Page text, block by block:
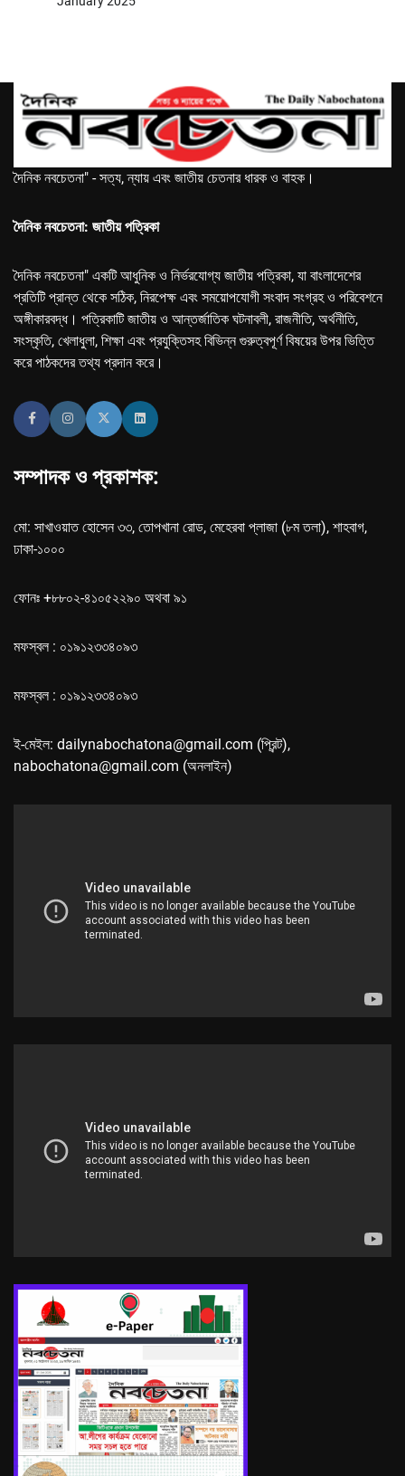
দৈনিক নবচেতনা" - সত্য, ন্যায় এবং জাতীয় চেতনার ধারক ও বাহক।
দৈনিক নবচেতনা: জাতীয় পত্রিকা
দৈনিক নবচেতনা" একটি আধুনিক ও নির্ভরযোগ্য জাতীয় পত্রিকা, যা বাংলাদেশের
প্রতিটি প্রান্ত থেকে সঠিক, নিরপেক্ষ এবং সময়োপযোগী সংবাদ সংগ্রহ ও পরিবেশনে
অঙ্গীকারবদ্ধ। পত্রিকাটি জাতীয় ও আন্তর্জাতিক ঘটনাবলী, রাজনীতি, অর্থনীতি,
সংস্কৃতি, খেলাধুলা, শিক্ষা এবং প্রযুক্তিসহ বিভিন্ন গুরুত্বপূর্ণ বিষয়ের উপর ভিত্তি
করে পাঠকদের তথ্য প্রদান করে।
সম্পাদক ও প্রকাশক:
মো: সাখাওয়াত হোসেন ৩৩, তোপখানা রোড, মেহেরবা প্লাজা (৮ম তলা), শাহবাগ,
ঢাকা-১০০০
ফোনঃ +৮৮০২-৪১০৫২২৯০ অথবা ৯১
মফস্বল : ০১৯১২৩৩৪০৯৩
মফস্বল : ০১৯১২৩৩৪০৯৩
ই-মেইল: dailynabochatona@gmail.com (প্রিন্ট),
nabochatona@gmail.com (অনলাইন)